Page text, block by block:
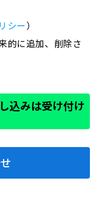
シー）
的に追加、削除さ
込みは受け付け